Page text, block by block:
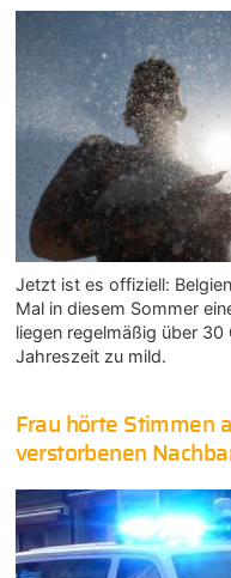
Jetzt ist es offiziell:
Mal in diesem Sommer
liegen regelmäßig über
Jahreszeit zu mild.
Frau hörte Stimmen
verstorbenen